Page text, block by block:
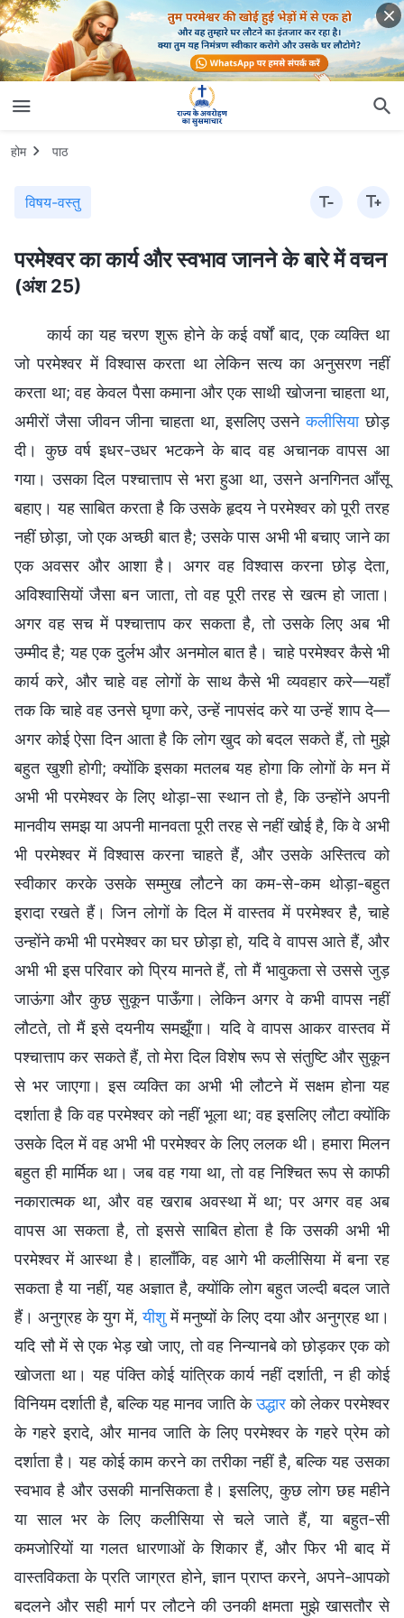
होम पाठ
विषय-वस्तु
परमेश्वर का कार्य और स्वभाव जानने के बारे में वचन
(अंश 25)
कार्य का यह चरण शुरू होने के कई वर्षों बाद, एक व्यक्ति था
जो परमेश्वर में विश्वास करता था लेकिन सत्य का अनुसरण नहीं
करता था; वह केवल पैसा कमाना और एक साथी खोजना चाहता था,
अमीरों जैसा जीवन जीना चाहता था, इसलिए उसनेकलीसियाछोड़
दी। कुछ वर्ष इधर-उधर भटकने के बाद वह अचानक वापस आ
गया। उसका दिल पश्चात्ताप से भरा हुआ था, उसने अनगिनत आँसू
बहाए। यह साबित करता है कि उसके हृदय ने परमेश्वर को पूरी तरह
नहीं छोड़ा, जो एक अच्छी बात है; उसके पास अभी भी बचाए जाने का
एक अवसर और आशा है। अगर वह विश्वास करना छोड़ देता,
अविश्वासियों जैसा बन जाता, तो वह पूरी तरह से खत्म हो जाता।
अगर वह सच में पश्चात्ताप कर सकता है, तो उसके लिए अब भी
उम्मीद है; यह एक दुर्लभ और अनमोल बात है। चाहे परमेश्वर कैसे भी
कार्य करे, और चाहे वह लोगों के साथ कैसे भी व्यवहार करे—यहाँ
तक कि चाहे वह उनसे घृणा करे, उन्हें नापसंद करे या उन्हें शाप दे—
अगर कोई ऐसा दिन आता है कि लोग खुद को बदल सकते हैं, तो मुझे
बहुत खुशी होगी; क्योंकि इसका मतलब यह होगा कि लोगों के मन में
अभी भी परमेश्वर के लिए थोड़ा-सा स्थान तो है, कि उन्होंने अपनी
मानवीय समझ या अपनी मानवता पूरी तरह से नहीं खोई है, कि वे अभी
भी परमेश्वर में विश्वास करना चाहते हैं, और उसके अस्तित्व को
स्वीकार करके उसके सम्मुख लौटने का कम-से-कम थोड़ा-बहुत
इरादा रखते हैं। जिन लोगों के दिल में वास्तव में परमेश्वर है, चाहे
उन्होंने कभी भी परमेश्वर का घर छोड़ा हो, यदि वे वापस आते हैं, और
अभी भी इस परिवार को प्रिय मानते हैं, तो मैं भावुकता से उससे जुड़
जाऊंगा और कुछ सुकून पाऊँगा। लेकिन अगर वे कभी वापस नहीं
लौटते, तो मैं इसे दयनीय समझूँगा। यदि वे वापस आकर वास्तव में
पश्चात्ताप कर सकते हैं, तो मेरा दिल विशेष रूप से संतुष्टि और सुकून
से भर जाएगा। इस व्यक्ति का अभी भी लौटने में सक्षम होना यह
दर्शाता है कि वह परमेश्वर को नहीं भूला था; वह इसलिए लौटा क्योंकि
उसके दिल में वह अभी भी परमेश्वर के लिए ललक थी। हमारा मिलन
बहुत ही मार्मिक था। जब वह गया था, तो वह निश्चित रूप से काफी
नकारात्मक था, और वह खराब अवस्था में था; पर अगर वह अब
वापस आ सकता है, तो इससे साबित होता है कि उसकी अभी भी
परमेश्वर में आस्था है। हालाँकि, वह आगे भी कलीसिया में बना रह
सकता है या नहीं, यह अज्ञात है, क्योंकि लोग बहुत जल्दी बदल जाते
हैं। अनुग्रह के युग में,यीशुमें मनुष्यों के लिए दया और अनुग्रह था।
यदि सौ में से एक भेड़ खो जाए, तो वह निन्यानबे को छोड़कर एक को
खोजता था। यह पंक्ति कोई यांत्रिक कार्य नहीं दर्शाती, न ही कोई
विनियम दर्शाती है, बल्कि यह मानव जाति केउद्धारको लेकर परमेश्वर
के गहरे इरादे, और मानव जाति के लिए परमेश्वर के गहरे प्रेम को
दर्शाता है। यह कोई काम करने का तरीका नहीं है, बल्कि यह उसका
स्वभाव है और उसकी मानसिकता है। इसलिए, कुछ लोग छह महीने
या साल भर के लिए कलीसिया से चले जाते हैं, या बहुत-सी
कमजोरियों या गलत धारणाओं के शिकार हैं, और फिर भी बाद में
वास्तविकता के प्रति जाग्रत होने, ज्ञान प्राप्त करने, अपने-आपको
बदलने और सही मार्ग पर लौटने की उनकी क्षमता मुझे खासतौर से